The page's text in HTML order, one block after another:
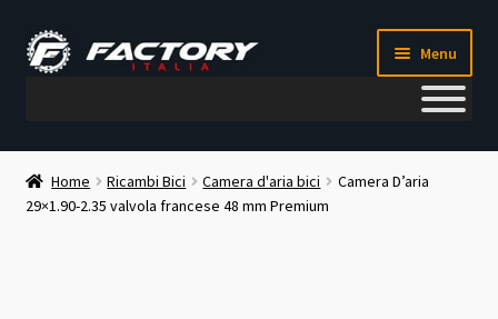
Vai
alla
Vai
al
Menu
Il mio account
Metodi di pagamento
Home Ricambi Bici Camera d'aria bici
Camera D’aria
29×1.90-2.35 valvola francese 48 mm Premium